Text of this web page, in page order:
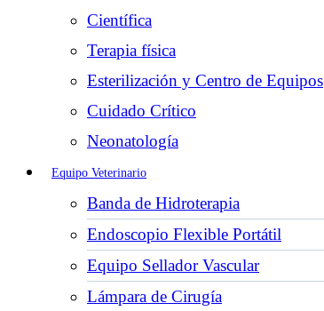
Científica
Terapia física
Esterilización y Centro de Equipos
Cuidado Crítico
Neonatología
Equipo Veterinario
Banda de Hidroterapia
Endoscopio Flexible Portátil
Equipo Sellador Vascular
Lámpara de Cirugía